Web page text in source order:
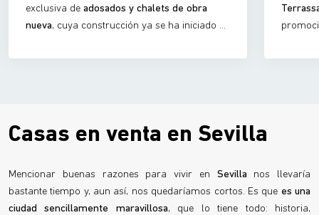
exclusiva de adosados y chalets de obra
nueva, cuya construcción ya se ha iniciado en
La urbanización ofrece10 viviendas
marcha, este proyecto ya es unarealidad
para
Casas en venta en Sevilla
Mencionar buenas razones para vivir en Sevilla nos llevaría
bastante tiempo y, aun así, nos quedaríamos cortos. Es que es una
ciudad sencillamente maravillosa, que lo tiene todo: historia,